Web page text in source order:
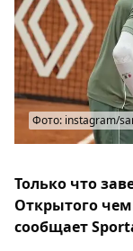
Фото: instagram/
Только что
Открытого
сообщает